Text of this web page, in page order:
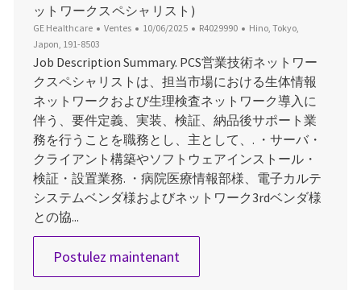
ットワークスペシャリスト)
GE Healthcare Catégorie
Ventes Date d’affichage
10/06/2025 ID du poste
R4029990 Emplacement
Hino, Tokyo,
Japon, 191-8503
Job Description Summary. PCS営業技術ネットワー
クスペシャリストは、担当市場における生体情報
ネットワークおよび生理検査ネットワーク導入に
伴う、要件定義、実装、検証、納品後サポート業
務を行うことを職務とし、主として、. ・サーバ・
クライアント構築やソフトウェアインストール・
検証・設置業務. ・病院医療情報部様、電子カルテ
システムベンダ様およびネットワーク3rdベンダ様
との協...
Postulez maintenantPCS Advanced Network